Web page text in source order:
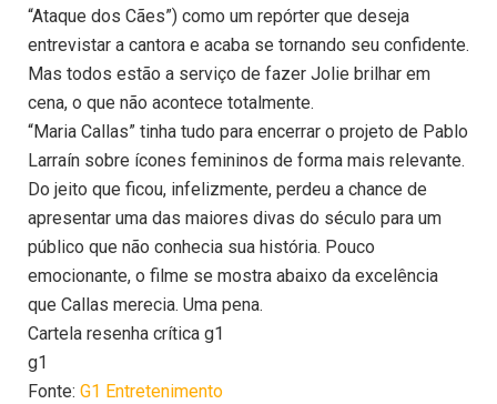
“Ataque dos Cães”) como um repórter que deseja
entrevistar a cantora e acaba se tornando seu confidente.
Mas todos estão a serviço de fazer Jolie brilhar em
cena, o que não acontece totalmente.
“Maria Callas” tinha tudo para encerrar o projeto de Pablo
Larraín sobre ícones femininos de forma mais relevante.
Do jeito que ficou, infelizmente, perdeu a chance de
apresentar uma das maiores divas do século para um
público que não conhecia sua história. Pouco
emocionante, o filme se mostra abaixo da excelência
que Callas merecia. Uma pena.
Cartela resenha crítica g1
g1
Fonte: G1 Entretenimento